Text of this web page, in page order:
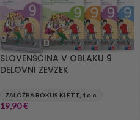
SLOVENŠČINA V OBLAKU 9
DELOVNI ZEVZEK
ZALOŽBA ROKUS KLETT, d.o.o.
19,90€